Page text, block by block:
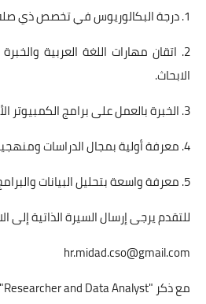
1. درجة البكالوريوس في تخصص ذي صلة.
2. اتقان مهارات اللغة العربية
الابحاث.
3. الخبرة بالعمل على برامج الكمبيوتر الأساسية (أوفس).
4. معرفة أولية بمجال الدراسات ومنهجياتها.
5. معرفة واسعة بتحليل البيانات والبرامج ذات الصلة بالعملية.
للتقدم يرجى إرسال السيرة الذاتية إلى
hr.midad.cso@gmail.com
مع ذكر "Researcher and Data Analyst" في عنوان الإيميل.